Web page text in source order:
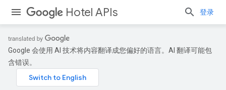
Hotel APIs 登录
Google 会使用 AI 技术将内容翻译成您偏好的语言。AI 翻译可能包
含错误。